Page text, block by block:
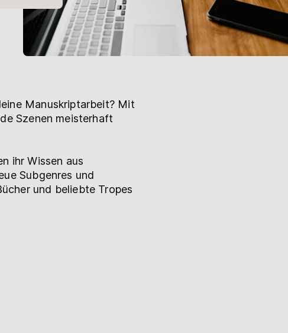
Manuskriptarbeit? Mit
Szenen meisterhaft
ihr Wissen aus
Subgenres und
und beliebte Tropes